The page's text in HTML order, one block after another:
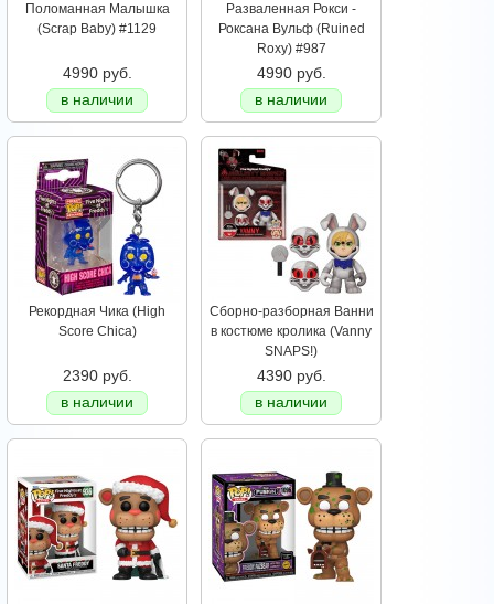
Поломанная Малышка
(Scrap Baby) #1129
4990 руб.
в наличии
Разваленная Рокси -
Роксана Вульф (Ruined
Roxy) #987
4990 руб.
в наличии
Рекордная Чика (High
Score Chica)
2390 руб.
в наличии
Сборно-разборная Ванни
в костюме кролика (Vanny
SNAPS!)
4390 руб.
в наличии